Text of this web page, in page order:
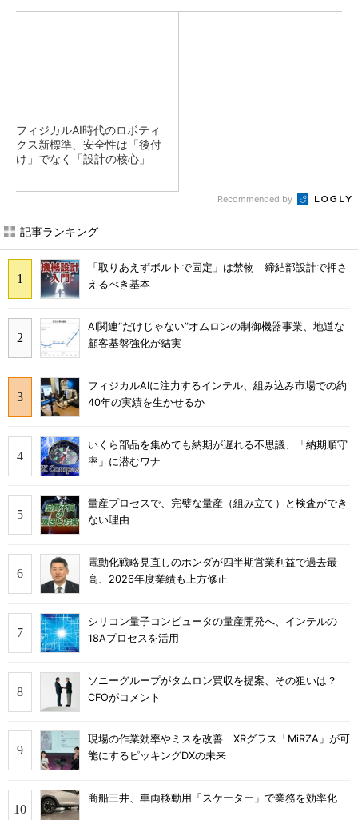
フィジカルAI時代のロボティ
クス新標準、安全性は「後付
け」でなく「設計の核心」
Recommended by
記事ランキング
「取りあえずボルトで固定」は禁物 締結部設計で押さ
えるべき基本
AI関連“だけじゃない”オムロンの制御機器事業、地道な
顧客基盤強化が結実
フィジカルAIに注力するインテル、組み込み市場での約
40年の実績を生かせるか
いくら部品を集めても納期が遅れる不思議、「納期順守
率」に潜むワナ
量産プロセスで、完璧な量産（組み立て）と検査ができ
ない理由
電動化戦略見直しのホンダが四半期営業利益で過去最
高、2026年度業績も上方修正
シリコン量子コンピュータの量産開発へ、インテルの
18Aプロセスを活用
ソニーグループがタムロン買収を提案、その狙いは？
CFOがコメント
現場の作業効率やミスを改善 XRグラス「MiRZA」が可
能にするピッキングDXの未来
商船三井、車両移動用「スケーター」で業務を効率化